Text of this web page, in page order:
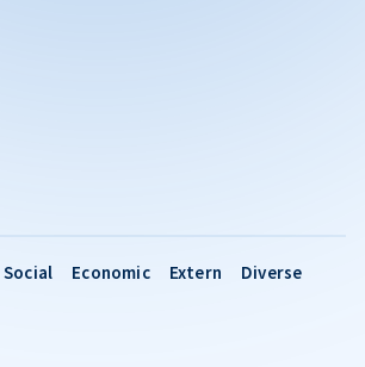
Social Economic Extern Diverse